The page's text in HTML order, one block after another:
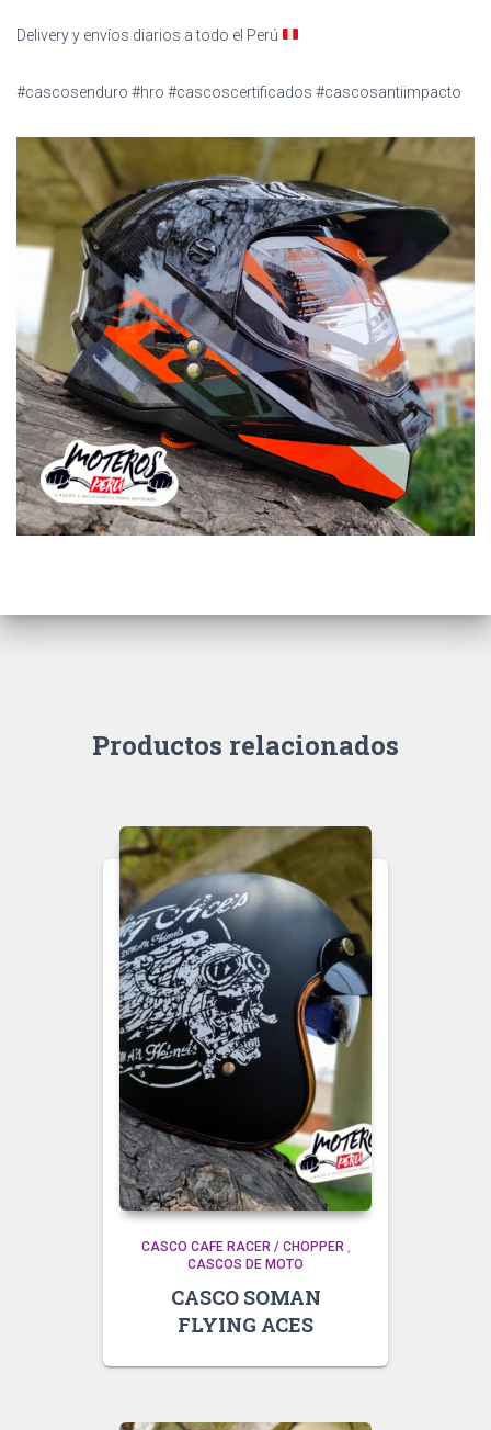
Delivery y envíos diarios a todo el Perú
#cascosenduro #hro #cascoscertificados #cascosantiimpacto
Productos relacionados
CASCO CAFE RACER / CHOPPER,
CASCOS DE MOTO
CASCO SOMAN
FLYING ACES